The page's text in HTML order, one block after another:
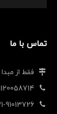
تماس با ما
فقط از
91013726